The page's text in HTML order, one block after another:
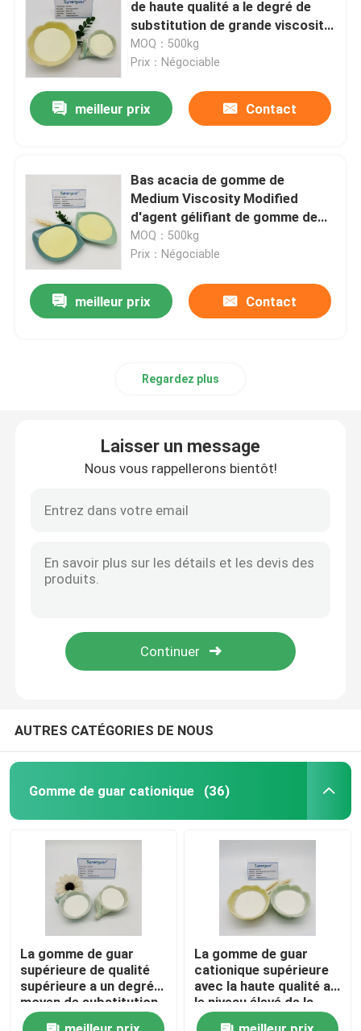
Maison
Produits
Vidéos
de haute qualité a le degré de
substitution de grande viscosité
et moyen superbe pour rompre
le fluide
MOQ：500kg
Prix：Négociable
meilleur prix Contact
Bas acacia de gomme de
Medium Viscosity Modified
d'agent gélifiant de gomme de
xanthane de substitution de
détergent facial
MOQ：500kg
Prix：Négociable
meilleur prix Contact
Regardez plus
Laisser un message
Nous vous rappellerons bientôt!
AUTRES CATÉGORIES DE NOUS
Gomme de guar cationique (36)
La gomme de guar
supérieure de qualité
supérieure a un degré
moyen de substitution
et une grande
La gomme de guar
cationique supérieure
avec la haute qualité a
le niveau élevé de la
substitution et du haut